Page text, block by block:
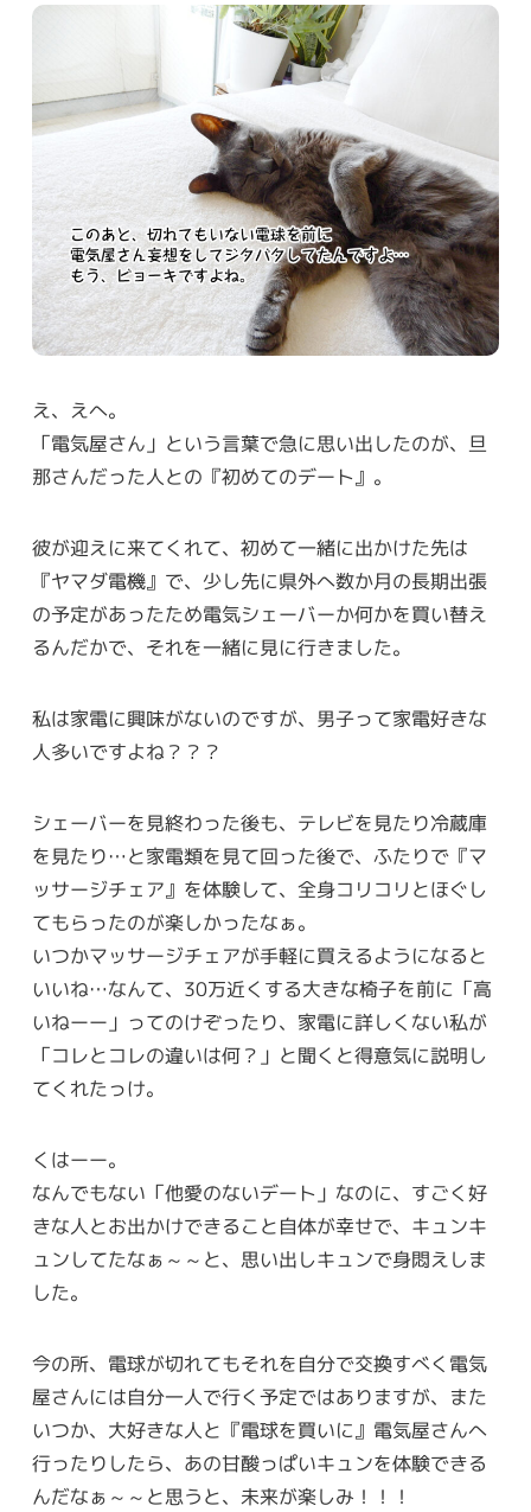
え、えへ。
「電気屋さん」という言葉で急に思い出したのが、旦
那さんだった人との『初めてのデート』。
彼が迎えに来てくれて、初めて一緒に出かけた先は
『ヤマダ電機』で、少し先に県外へ数か月の長期出張
の予定があったため電気シェーバーか何かを買い替え
るんだかで、それを一緒に見に行きました。
私は家電に興味がないのですが、男子って家電好きな
人多いですよね？？？
シェーバーを見終わった後も、テレビを見たり冷蔵庫
を見たり…と家電類を見て回った後で、ふたりで『マ
ッサージチェア』を体験して、全身コリコリとほぐし
てもらったのが楽しかったなぁ。
いつかマッサージチェアが手軽に買えるようになると
いいね…なんて、30万近くする大きな椅子を前に「高
いねーー」ってのけぞったり、家電に詳しくない私が
「コレとコレの違いは何？」と聞くと得意気に説明し
てくれたっけ。
くはーー。
なんでもない「他愛のないデート」なのに、すごく好
きな人とお出かけできること自体が幸せで、キュンキ
ュンしてたなぁ～～と、思い出しキュンで身悶えしま
した。
今の所、電球が切れてもそれを自分で交換すべく電気
屋さんには自分一人で行く予定ではありますが、また
いつか、大好きな人と『電球を買いに』電気屋さんへ
行ったりしたら、あの甘酸っぱいキュンを体験できる
んだなぁ～～と思うと、未来が楽しみ！！！